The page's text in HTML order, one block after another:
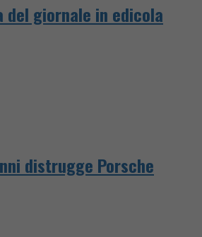
del giornale in edicola
distrugge Porsche